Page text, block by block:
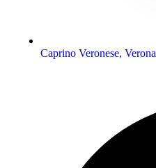
Caprino Veronese, Verona